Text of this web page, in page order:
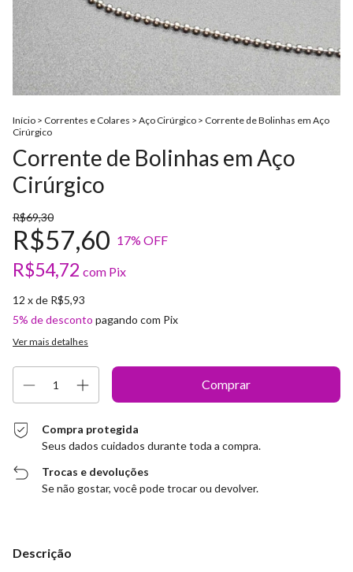
Início > Correntes e Colares > Aço Cirúrgico > Corrente de Bolinhas em Aço
Cirúrgico
Corrente de Bolinhas em Aço
Cirúrgico
R$69,30
R$57,60 17% OFF
R$54,72 com Pix
12 x de R$5,93
5% de desconto pagando com Pix
Ver mais detalhes
Compra protegida
Seus dados cuidados durante toda a compra.
Trocas e devoluções
Se não gostar, você pode trocar ou devolver.
Descrição